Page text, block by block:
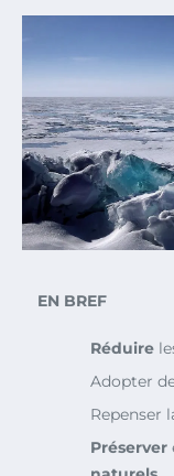
EN BREF
Réduire
Adopter
Repenser
Préserver